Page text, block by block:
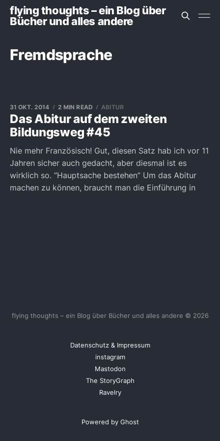
flying thoughts – ein Blog über
Bücher und alles andere
Fremdsprache
Das Abitur auf dem zweiten
Bildungsweg #45
31 OKT. 2014 2 MIN READ ABITUR
Nie mehr Französisch! Gut, diesen Satz hab ich vor 11
Jahren sicher auch gedacht, aber diesmal ist es
wirklich so. “Hauptsache bestehen” Um das Abitur
machen zu können, braucht man die Einführung in
flying thoughts – ein Blog über Bücher und alles andere © 2026
Datenschutz & Impressum
instagram
Mastodon
The StoryGraph
Ravelry
Powered by Ghost